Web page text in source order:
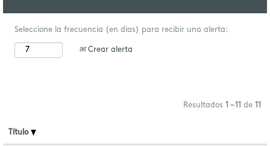
Seleccione la frecuencia (en días) para recibir una alerta:
Crear alerta
Resultados 1 – 11 de 11
Título